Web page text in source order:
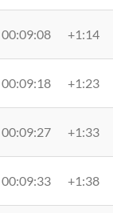
00:09:08 +1:14
00:09:18 +1:23
00:09:27 +1:33
00:09:33 +1:38